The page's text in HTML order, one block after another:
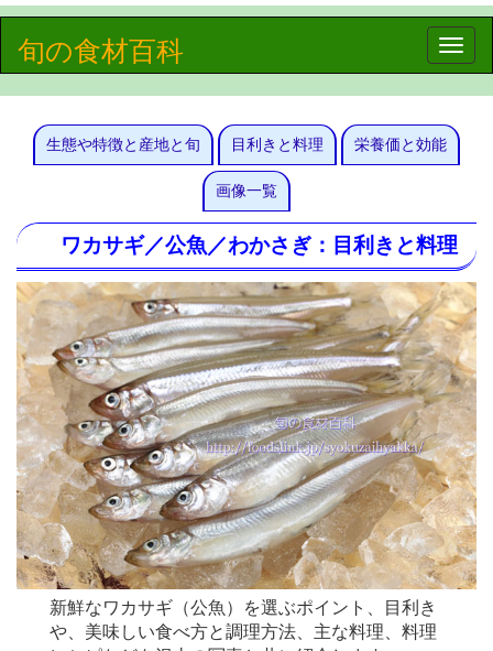
Toggle
旬の食材百科
生態や特徴と産地と旬 目利きと料理 栄養価と効能
画像一覧
ワカサギ／公魚／わかさぎ：目利きと料理
新鮮なワカサギ（公魚）を選ぶポイント、目利き
や、美味しい食べ方と調理方法、主な料理、料理